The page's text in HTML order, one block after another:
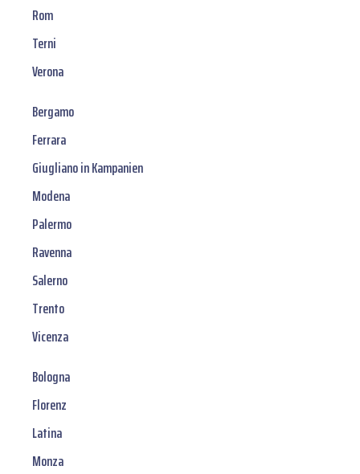
Rom
Terni
Verona
Bergamo
Ferrara
Giugliano in Kampanien
Modena
Palermo
Ravenna
Salerno
Trento
Vicenza
Bologna
Florenz
Latina
Monza